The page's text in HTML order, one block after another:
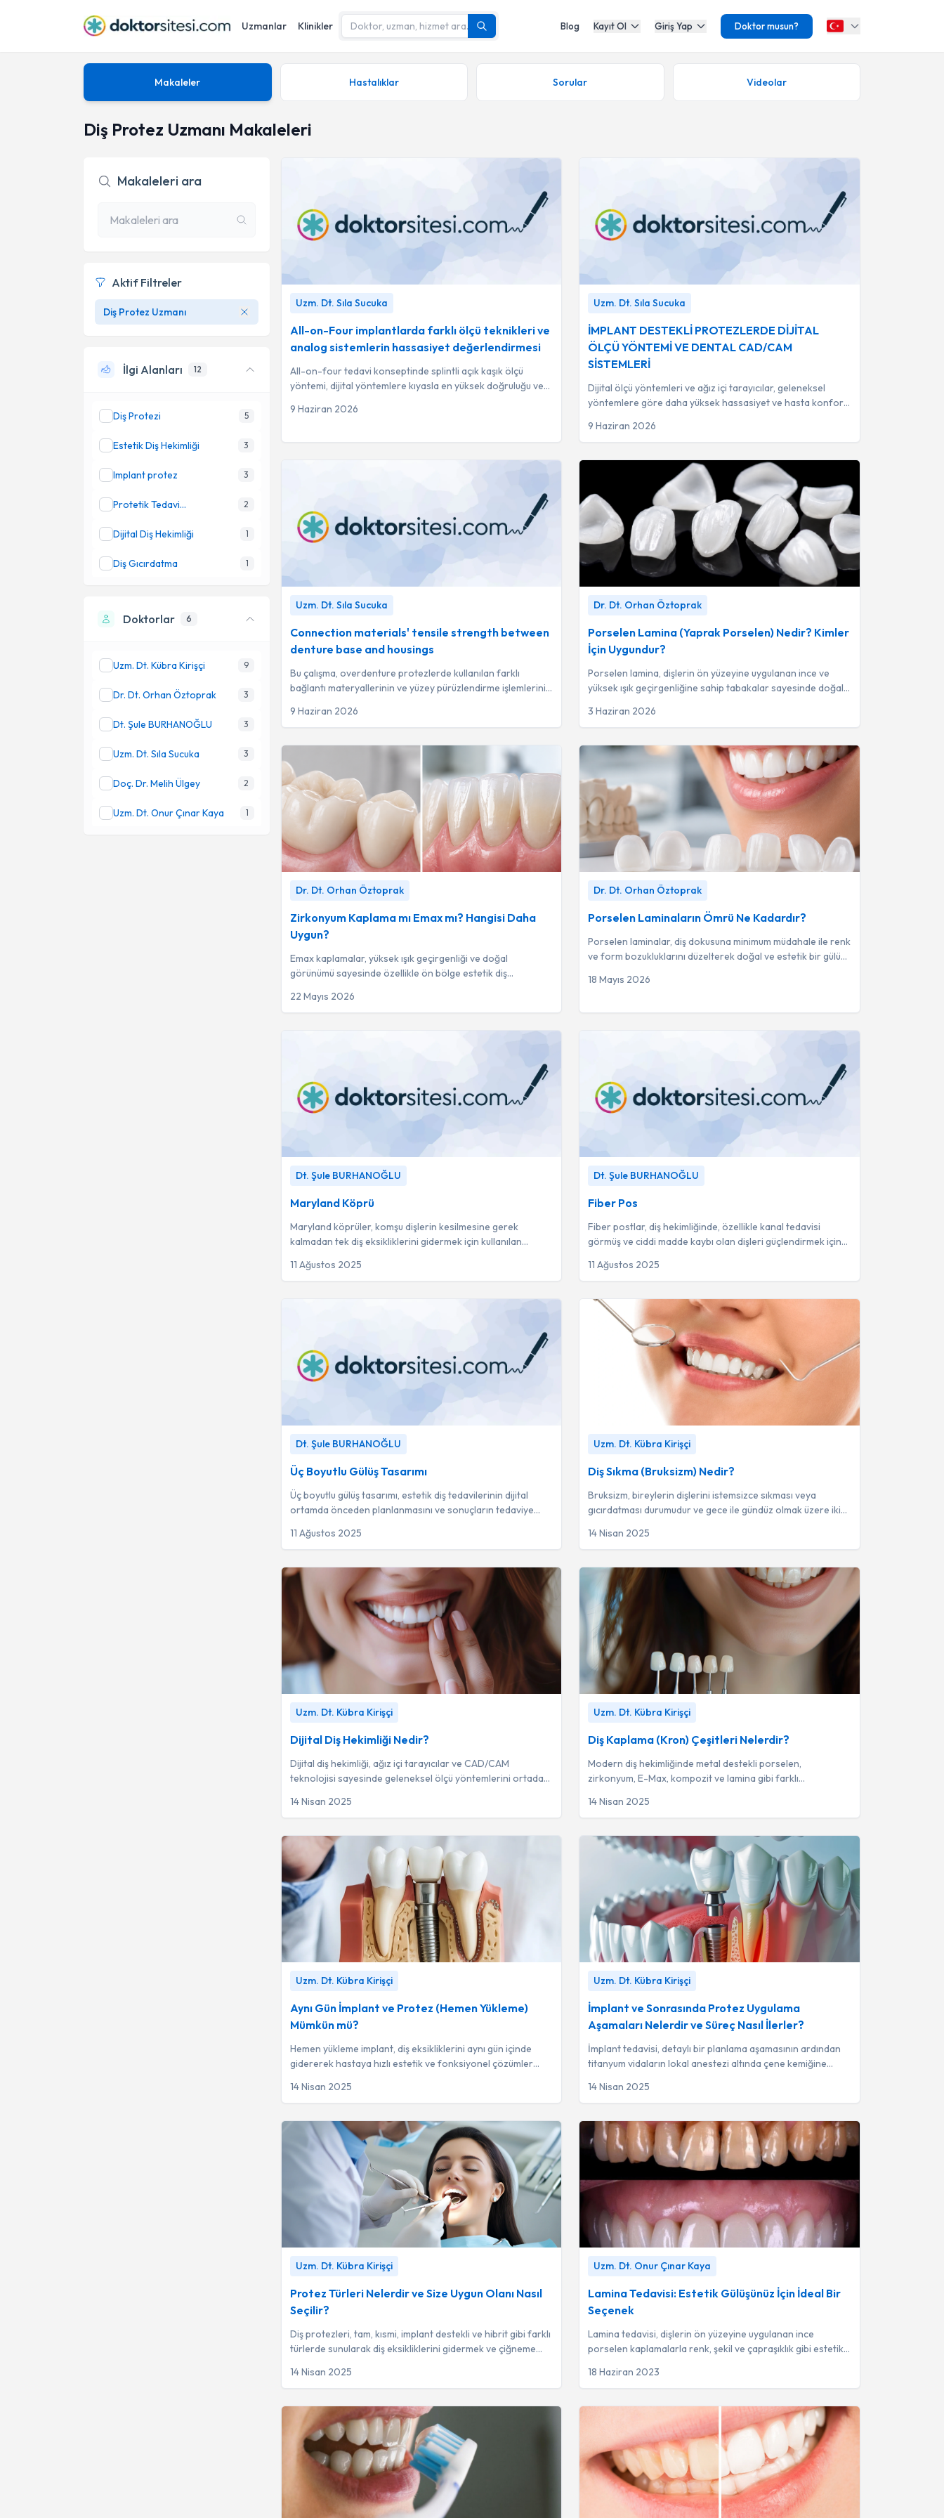
Uzmanlar Klinikler Blog Kayıt Ol Giriş Yap Doktor musun?
Makaleler Hastalıklar Sorular Videolar
Diş Protez Uzmanı Makaleleri
sistemlerin hassasiyet değerlendirmesi
Sucuka
Uzm. Dt. Sıla Sucuka
All-on-Four implantlarda farklı ölçü teknikleri ve
analog sistemlerin hassasiyet değerlendirmesi
All-on-four tedavi konseptinde splintli açık kaşık ölçü
yöntemi, dijital yöntemlere kıyasla en yüksek doğruluğu ve
9 Haziran 2026
YÖNTEMİ VE DENTAL CAD/CAM SİSTEMLERİ
Dt. Sıla Sucuka
Uzm. Dt. Sıla Sucuka
İMPLANT DESTEKLİ PROTEZLERDE DİJİTAL
ÖLÇÜ YÖNTEMİ VE DENTAL CAD/CAM
SİSTEMLERİ
Dijital ölçü yöntemleri ve ağız içi tarayıcılar, geleneksel
yöntemlere göre daha yüksek hassasiyet ve hasta konforu
9 Haziran 2026
base and housings-Uzm. Dt. Sıla Sucuka
Uzm. Dt. Sıla Sucuka
Connection materials' tensile strength between
denture base and housings
Bu çalışma, overdenture protezlerde kullanılan farklı
bağlantı materyallerinin ve yüzey pürüzlendirme işlemlerinin
9 Haziran 2026
Uygundur?-Dr. Dt. Orhan Öztoprak
Dr. Dt. Orhan Öztoprak
Porselen Lamina (Yaprak Porselen) Nedir? Kimler
İçin Uygundur?
Porselen lamina, dişlerin ön yüzeyine uygulanan ince ve
yüksek ışık geçirgenliğine sahip tabakalar sayesinde doğal
3 Haziran 2026
Dr. Dt. Orhan Öztoprak
Dr. Dt. Orhan Öztoprak
Zirkonyum Kaplama mı Emax mı? Hangisi Daha
Uygun?
Emax kaplamalar, yüksek ışık geçirgenliği ve doğal
görünümü sayesinde özellikle ön bölge estetik diş
22 Mayıs 2026
Öztoprak
Dr. Dt. Orhan Öztoprak
Porselen Laminaların Ömrü Ne Kadardır?
Porselen laminalar, diş dokusuna minimum müdahale ile renk
ve form bozukluklarını düzelterek doğal ve estetik bir gülüş
18 Mayıs 2026
Dt. Şule BURHANOĞLU
Dt. Şule BURHANOĞLU
Maryland Köprü
Maryland köprüler, komşu dişlerin kesilmesine gerek
kalmadan tek diş eksikliklerini gidermek için kullanılan
11 Ağustos 2025
Dt. Şule BURHANOĞLU
Dt. Şule BURHANOĞLU
Fiber Pos
Fiber postlar, diş hekimliğinde, özellikle kanal tedavisi
görmüş ve ciddi madde kaybı olan dişleri güçlendirmek için
11 Ağustos 2025
Üç Boyutlu Gülüş Tasarımı
Dt. Şule BURHANOĞLU
Üç Boyutlu Gülüş Tasarımı
Üç boyutlu gülüş tasarımı, estetik diş tedavilerinin dijital
ortamda önceden planlanmasını ve sonuçların tedaviye
11 Ağustos 2025
Uzm. Dt. Kübra Kirişçi
Diş Sıkma (Bruksizm) Nedir?
Bruksizm, bireylerin dişlerini istemsizce sıkması veya
gıcırdatması durumudur ve gece ile gündüz olmak üzere iki
14 Nisan 2025
Uzm. Dt. Kübra Kirişçi
Dijital Diş Hekimliği Nedir?
Dijital diş hekimliği, ağız içi tarayıcılar ve CAD/CAM
teknolojisi sayesinde geleneksel ölçü yöntemlerini ortadan
14 Nisan 2025
Kirişçi
Uzm. Dt. Kübra Kirişçi
Diş Kaplama (Kron) Çeşitleri Nelerdir?
Modern diş hekimliğinde metal destekli porselen,
zirkonyum, E-Max, kompozit ve lamina gibi farklı
14 Nisan 2025
mü?-Uzm. Dt. Kübra Kirişçi
Uzm. Dt. Kübra Kirişçi
Aynı Gün İmplant ve Protez (Hemen Yükleme)
Mümkün mü?
Hemen yükleme implant, diş eksikliklerini aynı gün içinde
gidererek hastaya hızlı estetik ve fonksiyonel çözümler
14 Nisan 2025
Nelerdir ve Süreç Nasıl İlerler?
Uzm. Dt. Kübra Kirişçi
İmplant ve Sonrasında Protez Uygulama
Aşamaları Nelerdir ve Süreç Nasıl İlerler?
İmplant tedavisi, detaylı bir planlama aşamasının ardından
titanyum vidaların lokal anestezi altında çene kemiğine
14 Nisan 2025
Uzm. Dt. Kübra Kirişçi
Uzm. Dt. Kübra Kirişçi
Protez Türleri Nelerdir ve Size Uygun Olanı Nasıl
Seçilir?
Diş protezleri, tam, kısmi, implant destekli ve hibrit gibi farklı
türlerde sunularak diş eksikliklerini gidermek ve çiğneme
14 Nisan 2025
Uzm. Dt. Onur Çınar Kaya
Uzm. Dt. Onur Çınar Kaya
Lamina Tedavisi: Estetik Gülüşünüz İçin İdeal Bir
Seçenek
Lamina tedavisi, dişlerin ön yüzeyine uygulanan ince
porselen kaplamalarla renk, şekil ve çapraşıklık gibi estetik
18 Haziran 2023
Makaleleri ara
Aktif Filtreler
Diş Protez Uzmanı
İlgi Alanları 12
Diş Protezi 5
Estetik Diş Hekimliği 3
Implant protez 3
Protetik Tedavi
2
Dijital Diş Hekimliği 1
Diş Gıcırdatma 1
Diş Taşı Temizliği 1
Doktorlar 6
Uzm. Dt. Kübra Kirişçi 9
Dr. Dt. Orhan Öztoprak 3
Dt. Şule BURHANOĞLU 3
Uzm. Dt. Sıla Sucuka 3
Doç. Dr. Melih Ülgey 2
Uzm. Dt. Onur Çınar Kaya 1